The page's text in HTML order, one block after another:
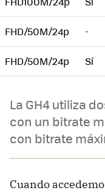
FHD/50M/24p -
FHD/50M/24p Sí
La GH4 utiliza
con un bitrate
con bitrate
Cuando